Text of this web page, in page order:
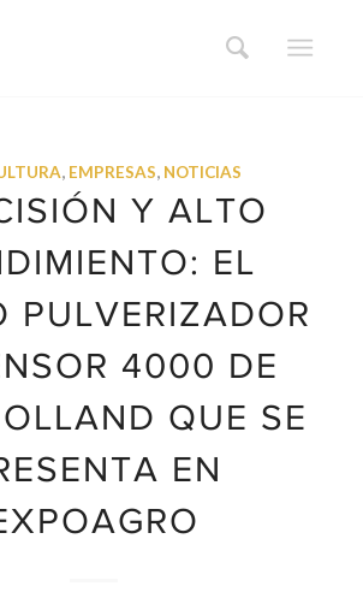
, EMPRESAS, NOTICIAS
Y ALTO
EL
PULVERIZADOR
4000 DE
QUE SE
EN